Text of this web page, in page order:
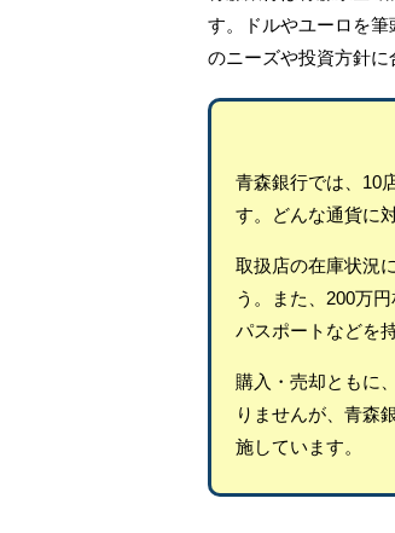
す。ドルやユーロを
のニーズや投資方針に
青森銀行では、10
す。どんな通貨に
取扱店の在庫状況
う。また、200万
パスポートなどを
購入・売却ともに
りませんが、青森
施しています。